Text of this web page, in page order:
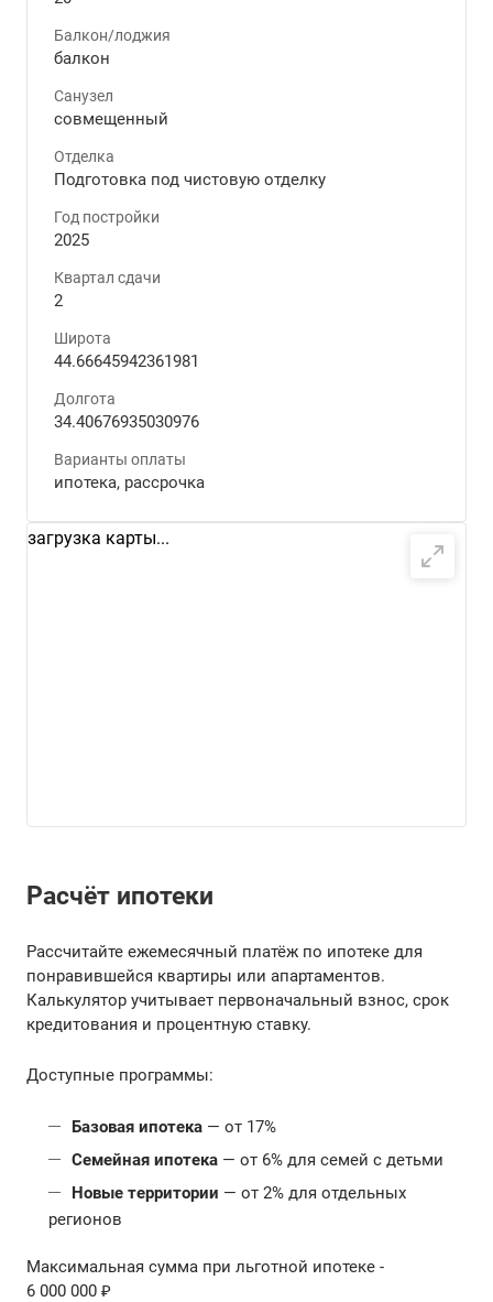
Балкон/лоджия
балкон
Санузел
совмещенный
Отделка
Подготовка под чистовую отделку
Год постройки
2025
Квартал сдачи
2
Широта
44.66645942361981
Долгота
34.40676935030976
Варианты оплаты
ипотека, рассрочка
загрузка карты...
Расчёт ипотеки
Рассчитайте ежемесячный платёж по ипотеке для
понравившейся квартиры или апартаментов.
Калькулятор учитывает первоначальный взнос, срок
кредитования и процентную ставку.
Доступные программы:
Базовая ипотека — от 17%
Семейная ипотека — от 6% для семей с детьми
Новые территории — от 2% для отдельных
регионов
Максимальная сумма при льготной ипотеке -
6 000 000 ₽